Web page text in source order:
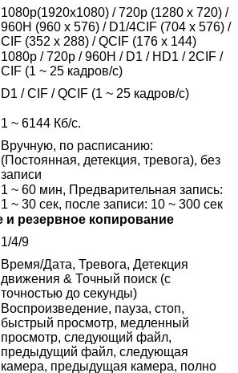
1080p(1920х1080) / 720p (1280 х 720) /
960H (960 х 576) / D1/4CIF (704 х 576) /
CIF (352 х 288) / QCIF (176 х 144)
1080p / 720p / 960H / D1 / HD1 / 2CIF /
CIF (1 ~ 25 кадров/с)
D1 / CIF / QCIF (1 ~ 25 кадров/с)
1 ~ 6144 Кб/с.
Вручную, по расписанию:
(Постоянная, детекция, тревога), без
записи
1 ~ 60 мин, Предварительная запись:
1 ~ 30 сек, после записи: 10 ~ 300 сек
и резервное копирование
1/4/9
Время/Дата, Тревога, Детекция
движения & Точный поиск (с
точностью до секунды)
Воспроизведение, пауза, стоп,
быстрый просмотр, медленный
просмотр, следующий файл,
предыдущий файл, следующая
камера, предыдущая камера, полно